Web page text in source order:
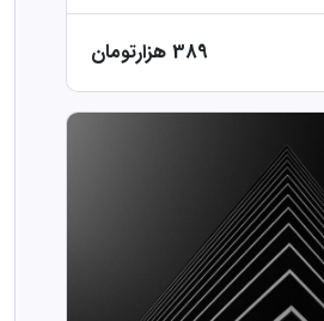
389 هزارتومان